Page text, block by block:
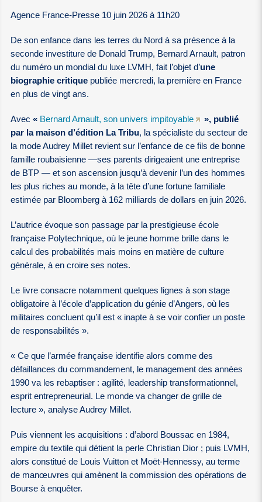
Agence France-Presse 10 juin 2026 à 11h20
De son enfance dans les terres du Nord à sa présence à la
seconde investiture de Donald Trump, Bernard Arnault, patron
du numéro un mondial du luxe LVMH, fait l’objet d’une
biographie critique publiée mercredi, la première en France
en plus de vingt ans.
Avec« Bernard Arnault, son univers impitoyable
», publié
par la maison d’édition La Tribu, la spécialiste du secteur de
la mode Audrey Millet revient sur l’enfance de ce fils de bonne
famille roubaisienne —ses parents dirigeaient une entreprise
de BTP — et son ascension jusqu’à devenir l’un des hommes
les plus riches au monde, à la tête d’une fortune familiale
estimée par Bloomberg à 162 milliards de dollars en juin 2026.
L’autrice évoque son passage par la prestigieuse école
française Polytechnique, où le jeune homme brille dans le
calcul des probabilités mais moins en matière de culture
générale, à en croire ses notes.
Le livre consacre notamment quelques lignes à son stage
obligatoire à l’école d’application du génie d’Angers, où les
militaires concluent qu’il est « inapte à se voir confier un poste
de responsabilités ».
« Ce que l’armée française identifie alors comme des
défaillances du commandement, le management des années
1990 va les rebaptiser : agilité, leadership transformationnel,
esprit entrepreneurial. Le monde va changer de grille de
lecture », analyse Audrey Millet.
Puis viennent les acquisitions : d’abord Boussac en 1984,
empire du textile qui détient la perle Christian Dior ; puis LVMH,
alors constitué de Louis Vuitton et Moët-Hennessy, au terme
de manœuvres qui amènent la commission des opérations de
Bourse à enquêter.